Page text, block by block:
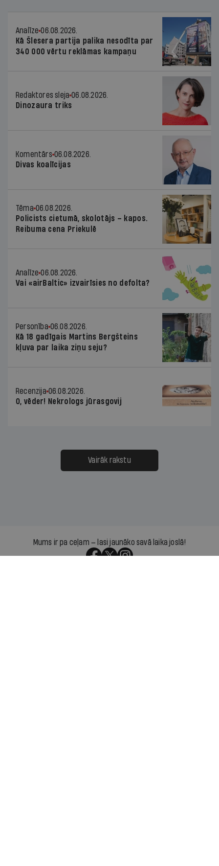
Analīze 06.08.2026.
Kā Šlesera partija palika nesodīta par
340 000 vērtu reklāmas kampaņu
Redaktores sleja 06.08.2026.
Dinozaura triks
Komentārs 06.08.2026.
Divas koalīcijas
Tēma 06.08.2026.
Policists cietumā, skolotājs – kapos.
Reibuma cena Priekulē
Analīze 06.08.2026.
Vai «airBaltic» izvairīsies no defolta?
Personība 06.08.2026.
Kā 18 gadīgais Martins Bergšteins
kļuva par laika ziņu seju?
Recenzija 06.08.2026.
O, vēder! Nekrologs jūrasgovij
Vairāk rakstu
Mums ir pa ceļam — lasi jaunāko savā laika joslā!